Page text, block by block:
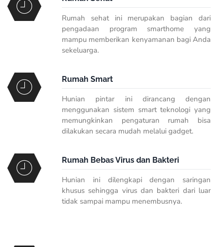
Rumah sehat ini merupakan bagian dari
pengadaan program smarthome yang
mampu memberikan kenyamanan bagi Anda
sekeluarga.
Rumah Smart
Hunian pintar ini dirancang dengan
menggunakan sistem smart teknologi yang
memungkinkan pengaturan rumah bisa
dilakukan secara mudah melalui gadget.
Rumah Bebas Virus dan Bakteri
Hunian ini dilengkapi dengan saringan
khusus sehingga virus dan bakteri dari luar
tidak sampai mampu menembusnya.